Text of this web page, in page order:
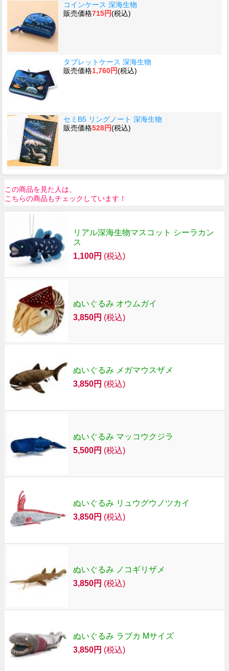
コインケース 深海生物
販売価格715円(税込)
タブレットケース 深海生物
販売価格1,760円(税込)
セミB5 リングノート 深海生物
販売価格528円(税込)
この商品を見た人は、
こちらの商品もチェックしています！
リアル深海生物マスコット シーラカン
ス
1,100円 (税込)
ぬいぐるみ オウムガイ
3,850円 (税込)
ぬいぐるみ メガマウスザメ
3,850円 (税込)
ぬいぐるみ マッコウクジラ
5,500円 (税込)
ぬいぐるみ リュウグウノツカイ
3,850円 (税込)
ぬいぐるみ ノコギリザメ
3,850円 (税込)
ぬいぐるみ ラブカ Mサイズ
3,850円 (税込)